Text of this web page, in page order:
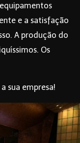
e a satisfação
A produção do
Os
sua empresa!